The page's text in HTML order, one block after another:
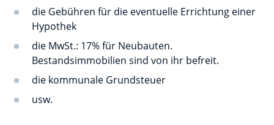
die Gebühren für die eventuelle Errichtung einer
Hypothek
die MwSt.: 17% für Neubauten.
Bestandsimmobilien sind von ihr befreit.
die kommunale Grundsteuer
usw.